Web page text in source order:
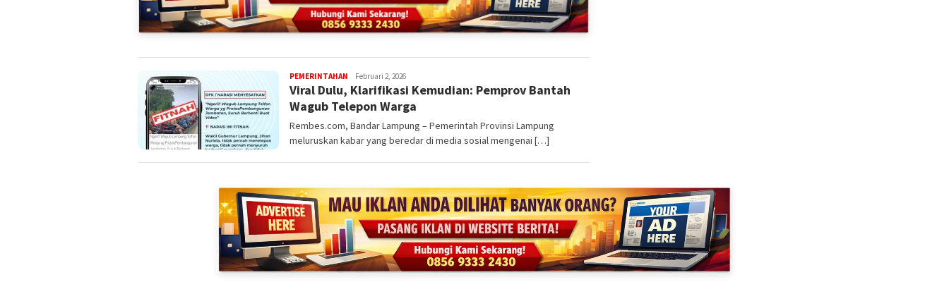
PEMERINTAHAN redaksi
rembes
Februari 2, 2026
Viral Dulu, Klarifikasi Kemudian: Pemprov Bantah
Wagub Telepon Warga
Rembes.com, Bandar Lampung – Pemerintah Provinsi Lampung
meluruskan kabar yang beredar di media sosial mengenai […]